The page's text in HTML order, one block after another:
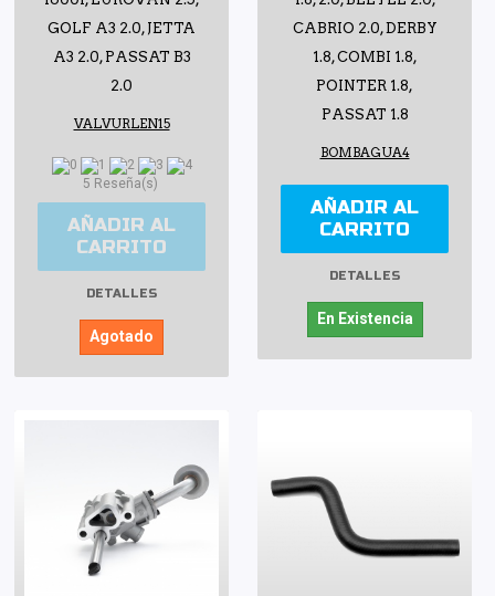
GOLF A3 2.0, JETTA
A3 2.0, PASSAT B3
2.0
VALVURLEN15
5 Reseña(s)
AÑADIR AL
CARRITO
DETALLES
Agotado
CABRIO 2.0, DERBY
1.8, COMBI 1.8,
POINTER 1.8,
PASSAT 1.8
BOMBAGUA4
AÑADIR AL
CARRITO
DETALLES
En Existencia